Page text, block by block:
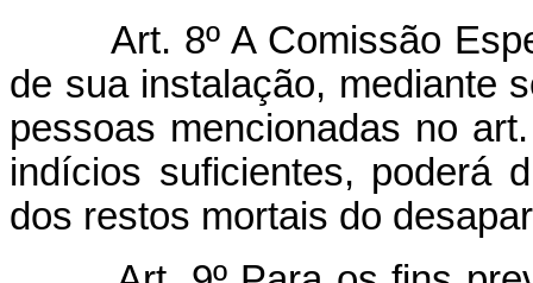
Art. 8º A Comissão
de sua instalação, mediante
pessoas mencionadas no
indícios suficientes, poderá
dos restos mortais do